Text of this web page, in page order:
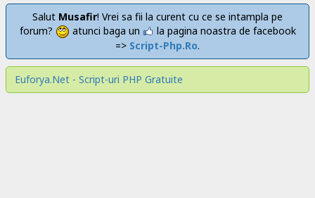
Salut Musafir! Vrei sa fii la curent cu ce se intampla pe
forum?
atunci baga un
la pagina noastra de facebook
=> Script-Php.Ro.
Euforya.Net - Script-uri PHP Gratuite